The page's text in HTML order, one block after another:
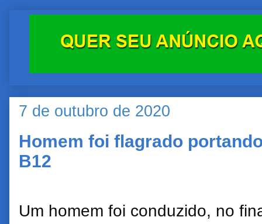
7 de outubro de 2020
Homem foi flagrado
B12
Um homem foi conduzido, no